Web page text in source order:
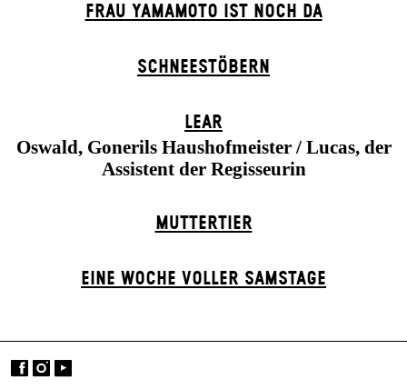
FRAU YAMAMOTO IST NOCH DA
SCHNEE­STÖBERN
LEAR
Oswald, Gonerils Haushofmeister / Lucas, der
Assistent der Regisseurin
MUTTER­TIER
EINE WOCHE VOLLER SAMSTAGE